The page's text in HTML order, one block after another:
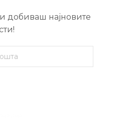
добиваш најновите